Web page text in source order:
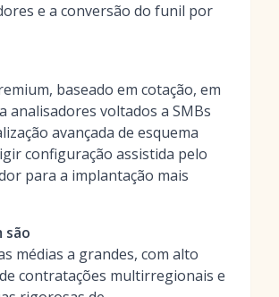
e a conversão do funil por
baseado em cotação, em
analisadores voltados a SMBs
avançada de esquema
configuração assistida pelo
para a implantação mais
são
médias a grandes, com alto
contratações multirregionais e